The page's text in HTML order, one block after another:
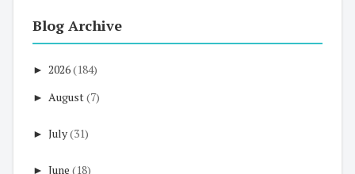
Blog Archive
► 2026(184)
► August(7)
► July(31)
► June (18)